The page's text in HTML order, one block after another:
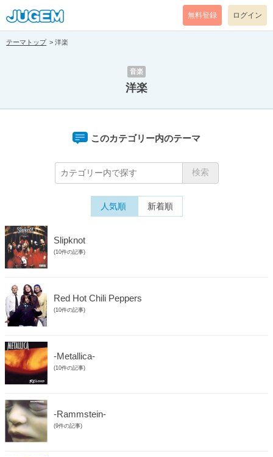
無料登録 ログイン
テーマトップ 洋楽
音楽
洋楽
このカテゴリー内のテーマ
人気順 新着順
Slipknot
(10件の記事)
Red Hot Chili Peppers
(10件の記事)
‐Metallica‐
(10件の記事)
‐Rammstein‐
(9件の記事)